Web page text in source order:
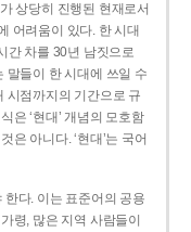
상당히 진행된 현재로서
어려움이 있다. 한 시대
간 차를 30년 남짓으로
말들이 한 시대에 쓰일 수
시점까지의 기간으로 규
은 ‘현대’ 개념의 모호함
은 아니다. ‘현대’는 국어
다. 이는 표준어의 공용
령, 많은 지역 사람들이